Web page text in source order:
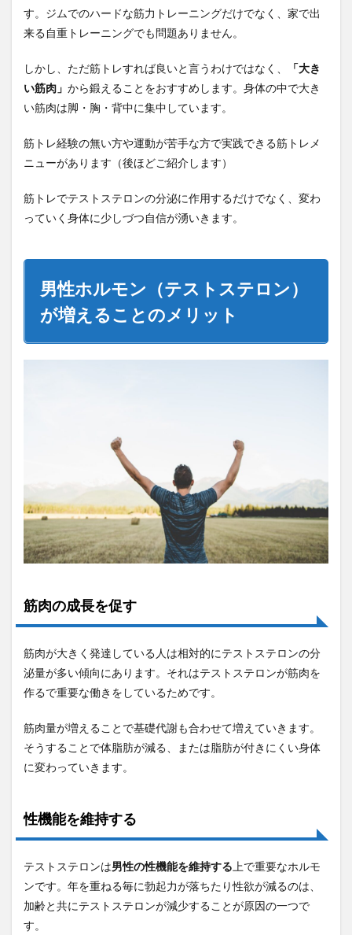
す。ジムでのハードな筋力トレーニングだけでなく、家で出
来る自重トレーニングでも問題ありません。
しかし、ただ筋トレすれば良いと言うわけではなく、
「大き
い筋肉」 から鍛えることをおすすめします。身体の中で大き
い筋肉は脚・胸・背中に集中しています。
筋トレ経験の無い方や運動が苦手な方で実践できる筋トレメ
ニューがあります（後ほどご紹介します）
筋トレでテストステロンの分泌に作用するだけでなく、変わ
っていく身体に少しづつ自信が湧いきます。
男性ホルモン（テストステロン）
が増えることのメリット
筋肉の成長を促す
筋肉が大きく発達している人は相対的にテストステロンの分
泌量が多い傾向にあります。それはテストステロンが筋肉を
作るで重要な働きをしているためです。
筋肉量が増えることで基礎代謝も合わせて増えていきます。
そうすることで体脂肪が減る、または脂肪が付きにくい身体
に変わっていきます。
性機能を維持する
テストステロンは男性の性機能を維持する 上で重要なホルモ
ンです。年を重ねる毎に勃起力が落ちたり性欲が減るのは、
加齢と共にテストステロンが減少することが原因の一つで
す。